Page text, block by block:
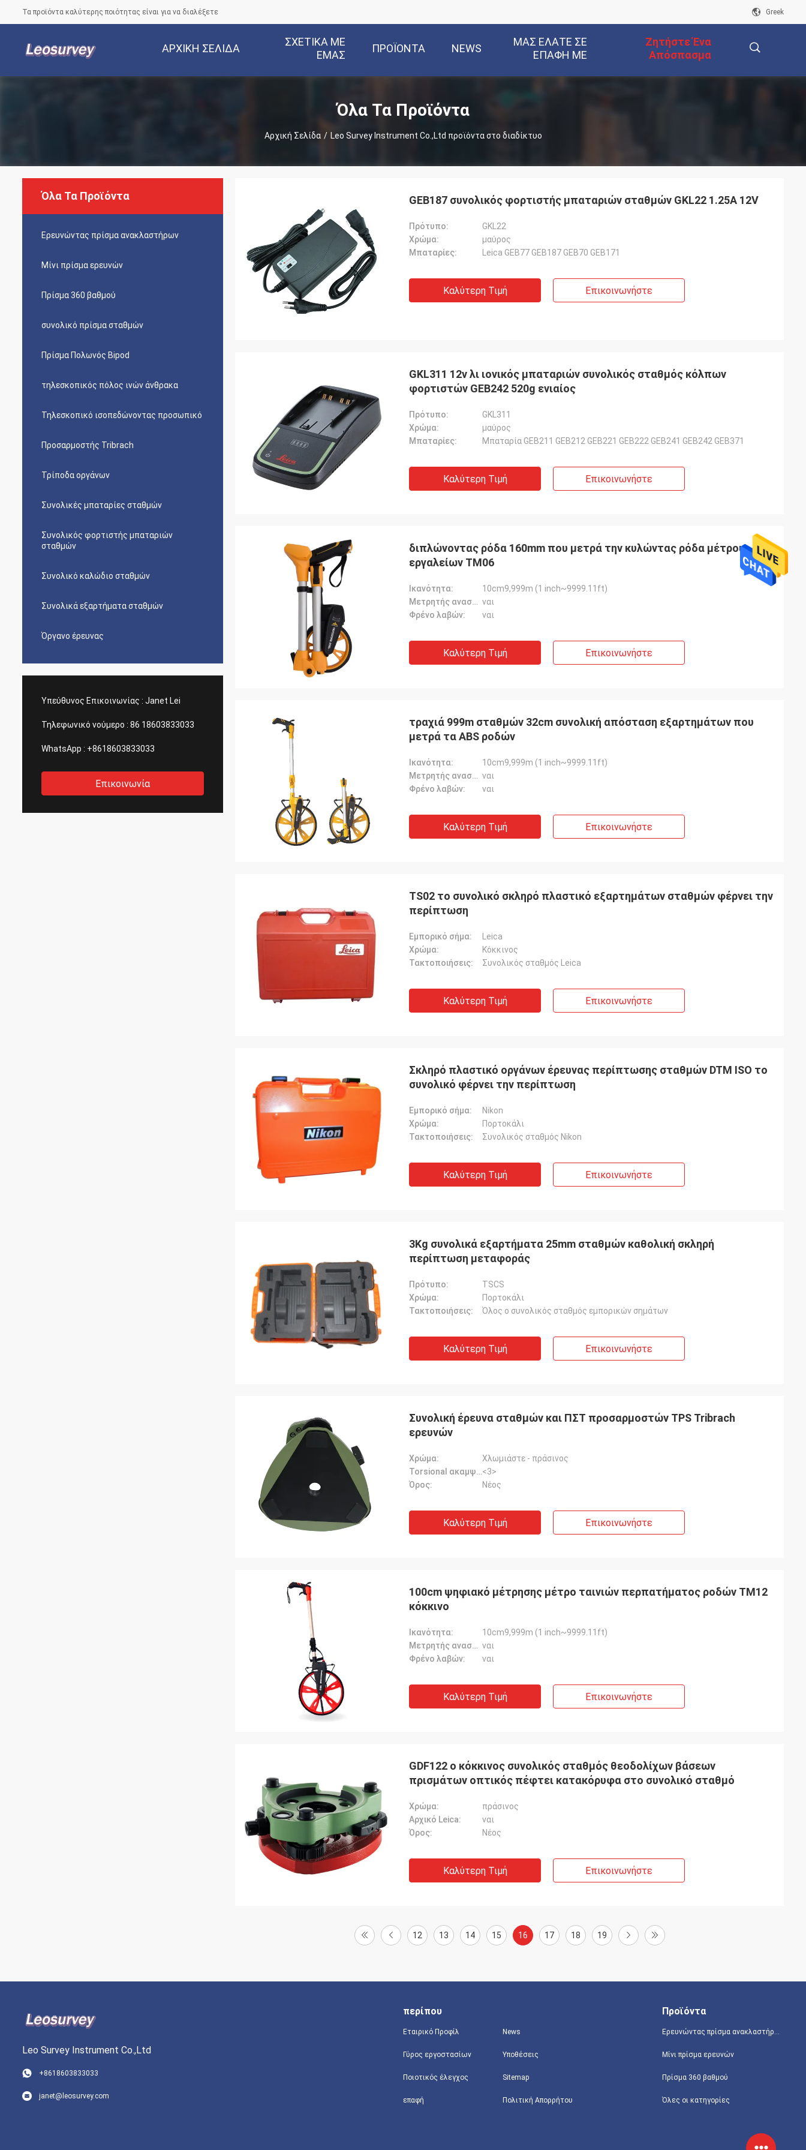
Τα προϊόντα καλύτερης ποιότητας είναι για να διαλέξετε Greek
ΑΡΧΙΚΉ ΣΕΛΊΔΑ
ΣΧΕΤΙΚΆ ΜΕ
ΕΜΆΣ
ΠΡΟΪΌΝΤΑ NEWS
ΜΑΣ ΕΛΆΤΕ ΣΕ
ΕΠΑΦΉ ΜΕ
Ζητήστε Ένα
Απόσπασμα
Όλα Τα Προϊόντα
Αρχική Σελίδα / Leo Survey Instrument Co.,Ltd προϊόντα στο διαδίκτυο
Όλα Τα Προϊόντα
Ερευνώντας πρίσμα ανακλαστήρων
Μίνι πρίσμα ερευνών
Πρίσμα 360 βαθμού
συνολικό πρίσμα σταθμών
Πρίσμα Πολωνός Bipod
τηλεσκοπικός πόλος ινών άνθρακα
Τηλεσκοπικό ισοπεδώνοντας προσωπικό
Προσαρμοστής Tribrach
Τρίποδα οργάνων
Συνολικές μπαταρίες σταθμών
Συνολικός φορτιστής μπαταριών
σταθμών
Συνολικό καλώδιο σταθμών
Συνολικά εξαρτήματα σταθμών
Όργανο έρευνας
Υπεύθυνος Επικοινωνίας : Janet Lei
Τηλεφωνικό νούμερο : 86 18603833033
WhatsApp : +8618603833033
Επικοινωνία
GEB187 συνολικός φορτιστής μπαταριών σταθμών GKL22 1.25A 12V
Πρότυπο:
GKL22
Χρώμα:
μαύρος
Μπαταρίες:
Leica GEB77 GEB187 GEB70 GEB171
Καλύτερη Τιμή Επικοινωνήστε
GKL311 12v λι ιονικός μπαταριών συνολικός σταθμός κόλπων
φορτιστών GEB242 520g ενιαίος
Πρότυπο:
GKL311
Χρώμα:
μαύρος
Μπαταρίες:
Μπαταρία GEB211 GEB212 GEB221 GEB222 GEB241 GEB242 GEB371
Καλύτερη Τιμή Επικοινωνήστε
διπλώνοντας ρόδα 160mm που μετρά την κυλώντας ρόδα μέτρου
εργαλείων TM06
Ικανότητα:
10cm9,999m (1 inch~9999.11ft)
Μετρητής αναστοιχειοθέτησης: ναι
Φρένο λαβών:
ναι
Καλύτερη Τιμή Επικοινωνήστε
τραχιά 999m σταθμών 32cm συνολική απόσταση εξαρτημάτων που
μετρά τα ABS ροδών
Ικανότητα:
10cm9,999m (1 inch~9999.11ft)
Μετρητής αναστοιχειοθέτησης: ναι
Φρένο λαβών:
ναι
Καλύτερη Τιμή Επικοινωνήστε
TS02 το συνολικό σκληρό πλαστικό εξαρτημάτων σταθμών φέρνει την
περίπτωση
Εμπορικό σήμα:
Leica
Χρώμα:
Κόκκινος
Τακτοποιήσεις:
Συνολικός σταθμός Leica
Καλύτερη Τιμή Επικοινωνήστε
Σκληρό πλαστικό οργάνων έρευνας περίπτωσης σταθμών DTM ISO το
συνολικό φέρνει την περίπτωση
Εμπορικό σήμα:
Nikon
Χρώμα:
Πορτοκάλι
Τακτοποιήσεις:
Συνολικός σταθμός Nikon
Καλύτερη Τιμή Επικοινωνήστε
3Kg συνολικά εξαρτήματα 25mm σταθμών καθολική σκληρή
περίπτωση μεταφοράς
Πρότυπο:
TSCS
Χρώμα:
Πορτοκάλι
Τακτοποιήσεις:
Όλος ο συνολικός σταθμός εμπορικών σημάτων
Καλύτερη Τιμή Επικοινωνήστε
Συνολική έρευνα σταθμών και ΠΣΤ προσαρμοστών TPS Tribrach
ερευνών
Χρώμα:
Χλωμιάστε - πράσινος
Torsional ακαμψία:<3>
Όρος:
Νέος
Καλύτερη Τιμή Επικοινωνήστε
100cm ψηφιακό μέτρησης μέτρο ταινιών περπατήματος ροδών TM12
κόκκινο
Ικανότητα:
10cm9,999m (1 inch~9999.11ft)
Μετρητής αναστοιχειοθέτησης: ναι
Φρένο λαβών:
ναι
Καλύτερη Τιμή Επικοινωνήστε
GDF122 ο κόκκινος συνολικός σταθμός θεοδολίχων βάσεων
πρισμάτων οπτικός πέφτει κατακόρυφα στο συνολικό σταθμό
Χρώμα:
πράσινος
Αρχικό Leica:
ναι
Όρος:
Νέος
Καλύτερη Τιμή Επικοινωνήστε
12 13 14 15 16 17 18 19
Leo Survey Instrument Co.,Ltd
+8618603833033
janet@leosurvey.com
περίπου
Εταιρικό Προφίλ
Γύρος εργοστασίων
Ποιοτικός έλεγχος
επαφή
News
Υποθέσεις
Sitemap
Πολιτική Απορρήτου
Προϊόντα
Ερευνώντας πρίσμα ανακλαστήρων
Μίνι πρίσμα ερευνών
Πρίσμα 360 βαθμού
Όλες οι κατηγορίες